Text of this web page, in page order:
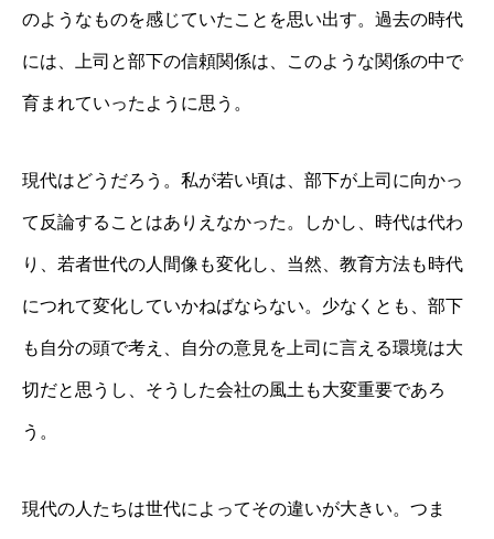
のようなものを感じていたことを思い出す。過去の時代
には、上司と部下の信頼関係は、このような関係の中で
育まれていったように思う。
現代はどうだろう。私が若い頃は、部下が上司に向かっ
て反論することはありえなかった。しかし、時代は代わ
り、若者世代の人間像も変化し、当然、教育方法も時代
につれて変化していかねばならない。少なくとも、部下
も自分の頭で考え、自分の意見を上司に言える環境は大
切だと思うし、そうした会社の風土も大変重要であろ
う。
現代の人たちは世代によってその違いが大きい。つま